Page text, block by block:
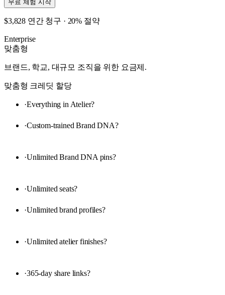
무료 체험 시작
$3,828 연간 청구 · 20% 절약
Enterprise
맞춤형
브랜드, 학교, 대규모 조직을 위한 요금제.
맞춤형 크레딧 할당
·Everything in Atelier?
·Custom-trained Brand DNA?
·Unlimited Brand DNA pins?
·Unlimited seats?
·Unlimited brand profiles?
·Unlimited atelier finishes?
·365-day share links?